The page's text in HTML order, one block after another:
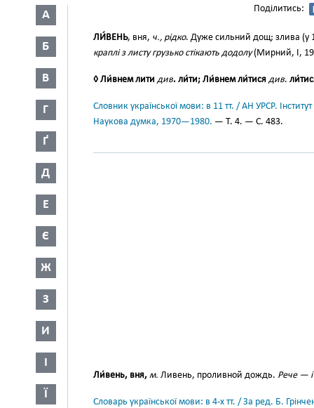
А
Б
В
Г
Ґ
Д
Е
Є
Ж
З
И
І
Ї
Поділитись:
ЛИ́ВЕНЬ, вня, ч., рідко. Дуже сильний дощ; злива (у
краплі з листу грузько стікають додолу(Мирний, І,
◊ Ли́внем лити див. ли́ти; Ли́внем ли́тися див.
Словник української мови: в 11 тт. / АН УРСР.
Наукова думка, 1970—1980. — Т. 4. — С. 483.
Ли́вень, вня, м. Ливень, проливной дождь. Рече — і
Словарь української мови: в 4-х тт. / За ред. Б.